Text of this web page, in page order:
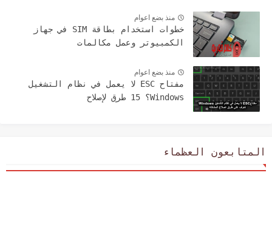
منذ بضع اعوام
خطوات استخدام بطاقة SIM في جهاز
الكمبيوتر وعمل مكالمات
منذ بضع اعوام
مفتاح ESC لا يعمل في نظام التشغيل
Windows؟ 15 طرق لإصلاح
المتابعون العظماء